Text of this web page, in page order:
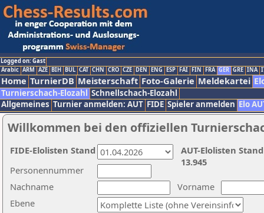
Logged on: Gast
Arabic ARM AZE BIH BUL CAT CHN CRO CZE DEN ENG ESP FAI FIN FRA GER GRE INA
Home TurnierDB Meisterschaft Foto-Galerie Meldekartei
Turnierschach-Elozahl Schnellschach-Elozahl
Allgemeines Turnier anmelden: AUT FIDE Spieler anmelden Elo
Willkommen bei den offiziellen
Nachname
Vorname
Ebene
Personennummer
AUT-Elolisten
13.945
FIDE-Elolisten Stand